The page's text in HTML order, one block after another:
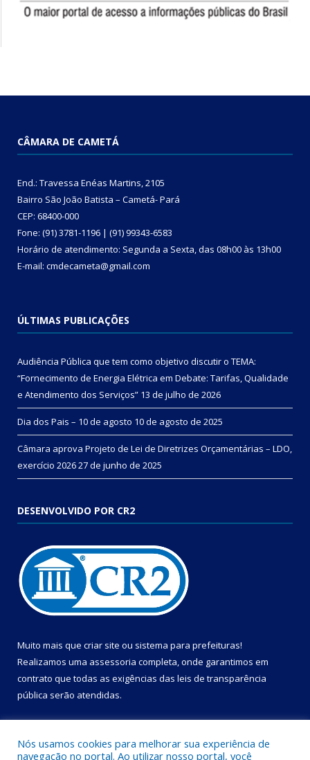
CÂMARA DE CAMETÁ
End.: Travessa Enéas Martins, 2105
Bairro São João Batista – Cametá- Pará
CEP: 68400-000
Fone: (91) 3781-1196 | (91) 99343-6583
Horário de atendimento: Segunda a Sexta, das 08h00 às 13h00
E-mail: cmdecameta@gmail.com
ÚLTIMAS PUBLICAÇÕES
Audiência Pública que tem como objetivo discutir o TEMA:
“Fornecimento de Energia Elétrica em Debate: Tarifas, Qualidade
e Atendimento dos Serviços” 13 de julho de 2026
Dia dos Pais – 10 de agosto 10 de agosto de 2025
Câmara aprova Projeto de Lei de Diretrizes Orçamentárias – LDO,
exercício 202627 de junho de 2025
DESENVOLVIDO POR CR2
Muito mais que criar site ou sistema para prefeituras!
Realizamos uma assessoria completa, onde garantimos em
contrato que todas as exigências das leis de transparência
pública serão atendidas.
Nós usamos cookies para melhorar sua experiência de
navegação no portal. Ao utilizar nosso portal, você